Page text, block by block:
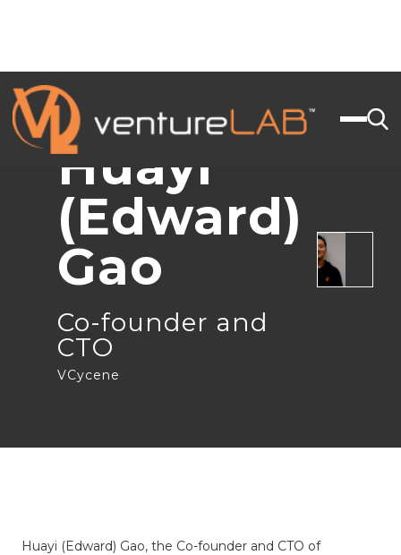
JOIGNEZ-VOUS À NOUS
< BACK
Huayi
(Edward)
Gao
Co-founder and
CTO
VCycene
Huayi (Edward) Gao, the Co-founder and CTO of